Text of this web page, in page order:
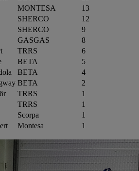
MONTESA
13
SHERCO
12
SHERCO
9
GASGAS
8
TRRS
6
BETA
5
BETA
4
BETA
2
TRRS
1
TRRS
1
Scorpa
1
Montesa 1